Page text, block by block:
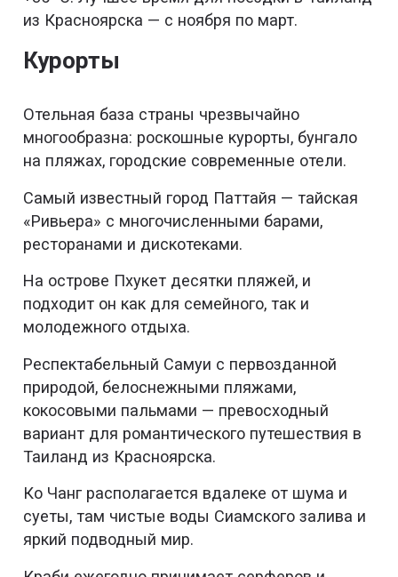
из Красноярска — с ноября по март.
Курорты
Отельная база страны чрезвычайно
многообразна: роскошные курорты, бунгало
на пляжах, городские современные отели.
Самый известный город Паттайя — тайская
«Ривьера» с многочисленными барами,
ресторанами и дискотеками.
На острове Пхукет десятки пляжей, и
подходит он как для семейного, так и
молодежного отдыха.
Респектабельный Самуи с первозданной
природой, белоснежными пляжами,
кокосовыми пальмами — превосходный
вариант для романтического путешествия в
Таиланд из Красноярска.
Ко Чанг располагается вдалеке от шума и
суеты, там чистые воды Сиамского залива и
яркий подводный мир.